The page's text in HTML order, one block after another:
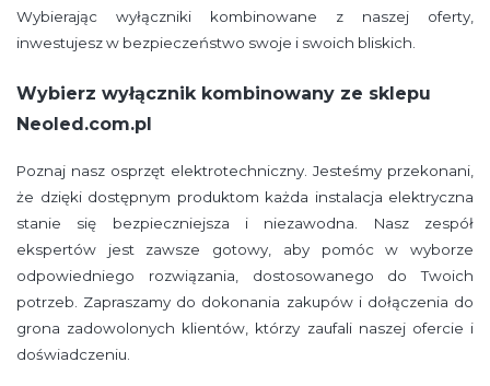
Wybierając wyłączniki kombinowane z naszej oferty,
inwestujesz w bezpieczeństwo swoje i swoich bliskich.
Wybierz wyłącznik kombinowany ze sklepu
Neoled.com.pl
Poznaj nasz osprzęt elektrotechniczny. Jesteśmy przekonani,
że dzięki dostępnym produktom każda instalacja elektryczna
stanie się bezpieczniejsza i niezawodna. Nasz zespół
ekspertów jest zawsze gotowy, aby pomóc w wyborze
odpowiedniego rozwiązania, dostosowanego do Twoich
potrzeb. Zapraszamy do dokonania zakupów i dołączenia do
grona zadowolonych klientów, którzy zaufali naszej ofercie i
doświadczeniu.